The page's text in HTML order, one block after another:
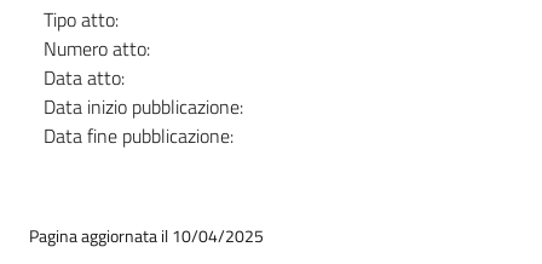
Tipo atto:
Numero atto:
Data atto:
Data inizio pubblicazione:
Data fine pubblicazione:
Pagina aggiornata il 10/04/2025